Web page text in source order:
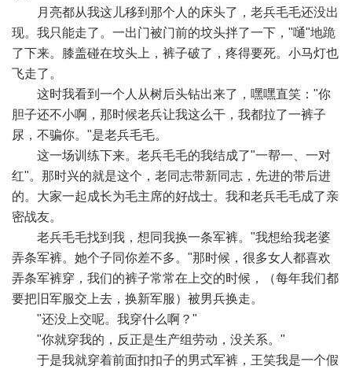
月亮都从我这儿移到那个人的床头了，老兵毛毛还没出
现。我只能走了。一出门被门前的坟头拌了一下，"嗵"地跪
了下来。膝盖碰在坟头上，裤子破了，疼得要死。小马灯也
飞走了。
这时我看到一个人从树后头钻出来了，嘿嘿直笑："你
胆子还不小啊，那时候老兵让我这么干，我都拉了一裤子
尿，不骗你。"是老兵毛毛。
这一场训练下来。老兵毛毛的我结成了"一帮一、一对
红"。那时兴的就是这个，老同志带新同志，先进的带后进
的。大家一起成长为毛主席的好战士。我和老兵毛毛成了亲
密战友。
老兵毛毛找到我，想同我换一条军裤。"我想给我老婆
弄条军裤。她个子同你差不多。"那时候，很多女人都喜欢
弄条军裤穿，我们的裤子常常在上交的时候，（每年我们都
要把旧军服交上去，换新军服）被男兵换走。
"还没上交呢。我穿什么啊？"
"你就穿我的，反正是生产组劳动，没关系。"
于是我就穿着前面扣扣子的男式军裤，王笑我是一个假